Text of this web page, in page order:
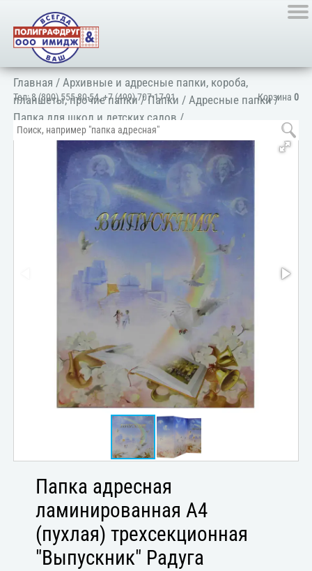
Корзина 0
Тел:8 (800) 555-80-54,+7 (499) 707-17-91
Главная /Архивные и адресные папки, короба,
планшеты, прочие папки/Папки /Адресные папки/
Папка для школ и детских садов /
Папка адресная
ламинированная А4
(пухлая) трехсекционная
"Выпускник" Радуга